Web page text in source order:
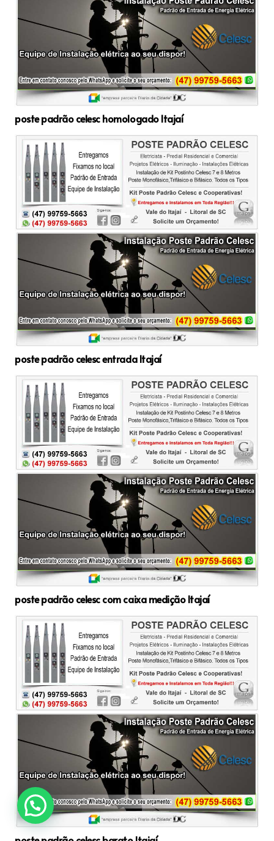
poste padrão celesc homologado Itajaí
poste padrão celesc entrada Itajaí
poste padrão celesc com caixa medição Itajaí